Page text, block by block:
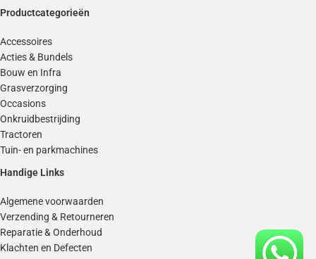
Productcategorieën
Accessoires
Acties & Bundels
Bouw en Infra
Grasverzorging
Occasions
Onkruidbestrijding
Tractoren
Tuin- en parkmachines
Handige Links
Algemene voorwaarden
Verzending & Retourneren
Reparatie & Onderhoud
Klachten en Defecten